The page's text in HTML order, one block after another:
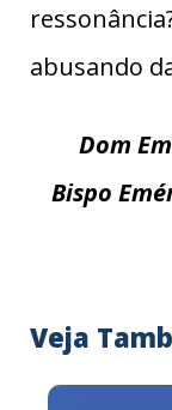
abusando
Dom
Bispo
Veja